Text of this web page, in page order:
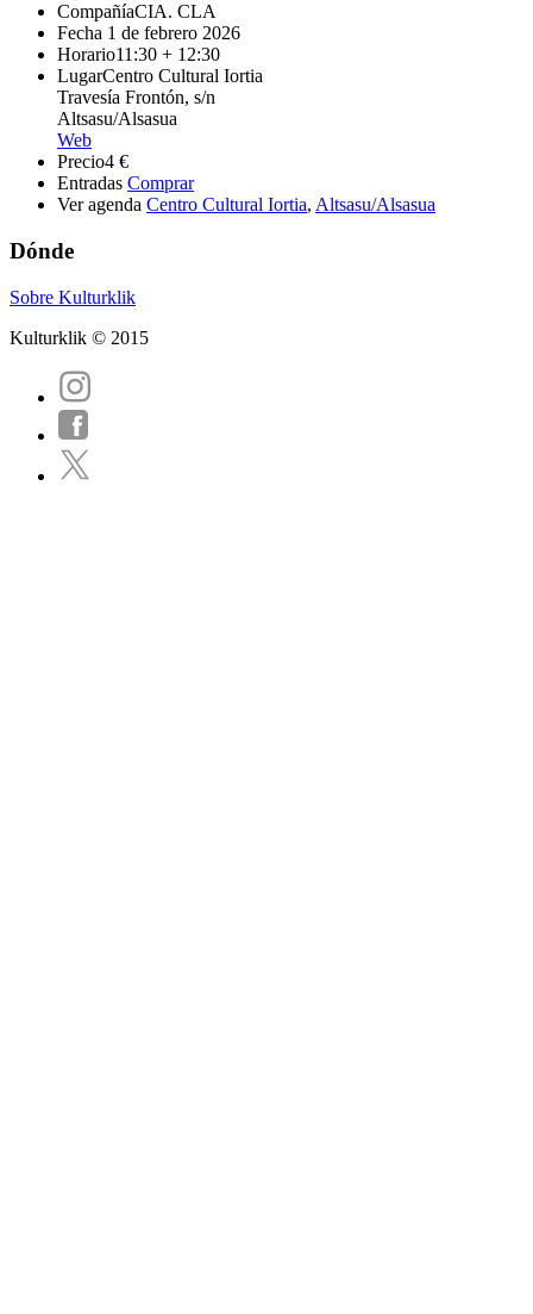
CompañíaCIA. CLA
Fecha 1 de febrero 2026
Horario11:30 + 12:30
LugarCentro Cultural Iortia
Travesía Frontón, s/n
Altsasu/Alsasua
Web
Precio4 €
Entradas Comprar
Ver agenda Centro Cultural Iortia, Altsasu/Alsasua
Dónde
Sobre Kulturklik
Kulturklik © 2015